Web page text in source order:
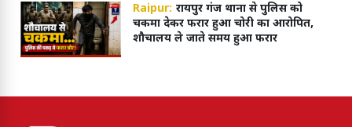
Raipur: रायपुर गंज थाना से पुलिस को
चकमा देकर फरार हुआ चोरी का आरोपित,
शौचालय ले जाते समय हुआ फरार